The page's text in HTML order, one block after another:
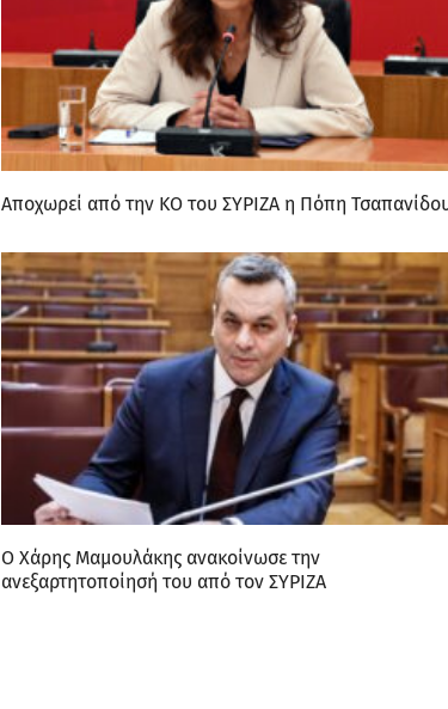
Αποχωρεί από την ΚΟ του ΣΥΡΙΖΑ η Πόπη
Ο Χάρης Μαμουλάκης ανακοίνωσε την
ανεξαρτητοποίησή του από τον ΣΥΡΙΖΑ